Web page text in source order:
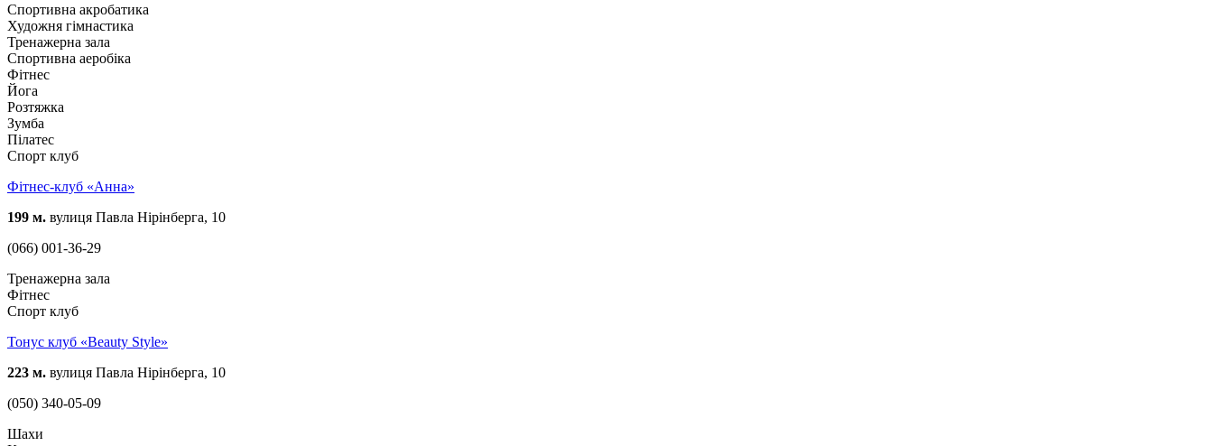
Спортивна акробатика
Художня гімнастика
Тренажерна зала
Спортивна аеробіка
Фітнес
Йога
Розтяжка
Зумба
Пілатес
Спорт клуб
Фітнес-клуб «Анна»
199 м. вулиця Павла Нірінберга, 10
(066) 001-36-29
Тренажерна зала
Фітнес
Спорт клуб
Тонус клуб «Beauty Style»
223 м. вулиця Павла Нірінберга, 10
(050) 340-05-09
Шахи